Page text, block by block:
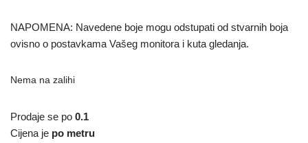
NAPOMENA: Navedene boje mogu odstupati od stvarnih boja
ovisno o postavkama Vašeg monitora i kuta gledanja.
Nema na zalihi
Prodaje se po 0.1
Cijena je po metru